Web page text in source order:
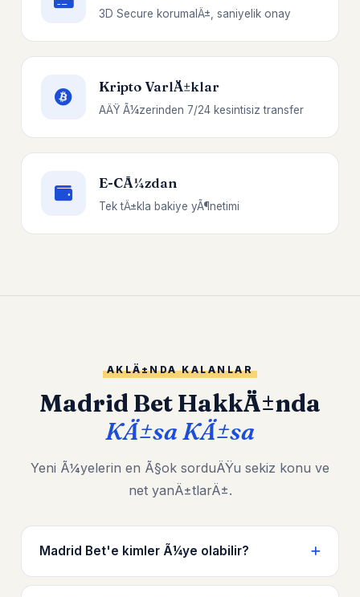
3D Secure korumalÄ±, saniyelik onay
Kripto VarlÄ±klar
AÄŸ Ã¼zerinden 7/24 kesintisiz transfer
E-CÃ¼zdan
Tek tÄ±kla bakiye yÃ¶netimi
AKLÄ±NDA KALANLAR
Madrid Bet HakkÄ±nda
KÄ±sa KÄ±sa
Yeni Ã¼yelerin en Ã§ok sorduÄŸu sekiz konu ve
net yanÄ±tlarÄ±.
Madrid Bet'e kimler Ã¼ye olabilir?